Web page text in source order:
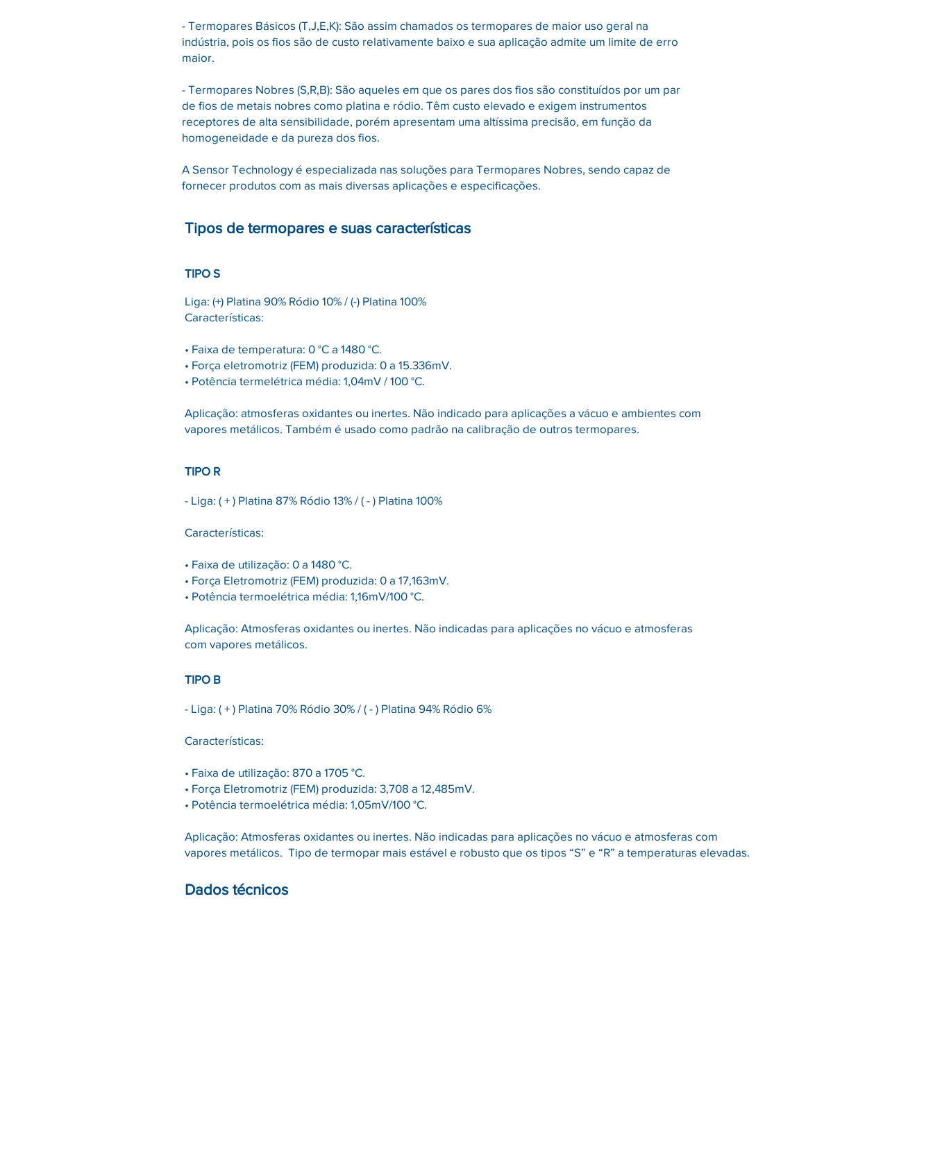
- Termopares Básicos (T,J,E,K): São assim chamados os termopares de maior uso geral na
indústria, pois os fios são de custo relativamente baixo e sua aplicação admite um limite de erro
maior.
- Termopares Nobres (S,R,B): São aqueles em que os pares dos fios são constituídos por um par
de fios de metais nobres como platina e ródio. Têm custo elevado e exigem instrumentos
receptores de alta sensibilidade, porém apresentam uma altíssima precisão, em função da
homogeneidade e da pureza dos fios.
A Sensor Technology é especializada nas soluções para Termopares Nobres, sendo capaz de
fornecer produtos com as mais diversas aplicações e especificações.
Tipos de termopares e suas características
TIPO S
Liga: (+) Platina 90% Ródio 10% / (-) Platina 100%
Características:
• Faixa de temperatura: 0 °C a 1480 °C.
• Força eletromotriz (FEM) produzida: 0 a 15.336mV.
• Potência termelétrica média: 1,04mV / 100 °C.
Aplicação: atmosferas oxidantes ou inertes. Não indicado para aplicações a vácuo e ambientes com
vapores metálicos. Também é usado como padrão na calibração de outros termopares.
TIPO R
- Liga: ( + ) Platina 87% Ródio 13% / ( - ) Platina 100%
Características:
• Faixa de utilização: 0 a 1480 °C.
• Força Eletromotriz (FEM) produzida: 0 a 17,163mV.
• Potência termoelétrica média: 1,16mV/100 °C.
Aplicação: Atmosferas oxidantes ou inertes. Não indicadas para aplicações no vácuo e atmosferas
com vapores metálicos.
TIPO B
- Liga: ( + ) Platina 70% Ródio 30% / ( - ) Platina 94% Ródio 6%
Características:
• Faixa de utilização: 870 a 1705 °C.
• Força Eletromotriz (FEM) produzida: 3,708 a 12,485mV.
• Potência termoelétrica média: 1,05mV/100 °C.
Aplicação: Atmosferas oxidantes ou inertes. Não indicadas para aplicações no vácuo e atmosferas com
vapores metálicos. Tipo de termopar mais estável e robusto que os tipos “S” e “R” a temperaturas elevadas.
Dados técnicos